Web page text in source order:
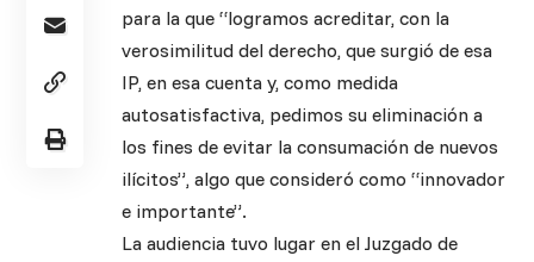
para la que “logramos acreditar, con la
verosimilitud del derecho, que surgió de esa
IP, en esa cuenta y, como medida
autosatisfactiva, pedimos su eliminación a
los fines de evitar la consumación de nuevos
ilícitos”, algo que consideró como “innovador
e importante”.
La audiencia tuvo lugar en el Juzgado de